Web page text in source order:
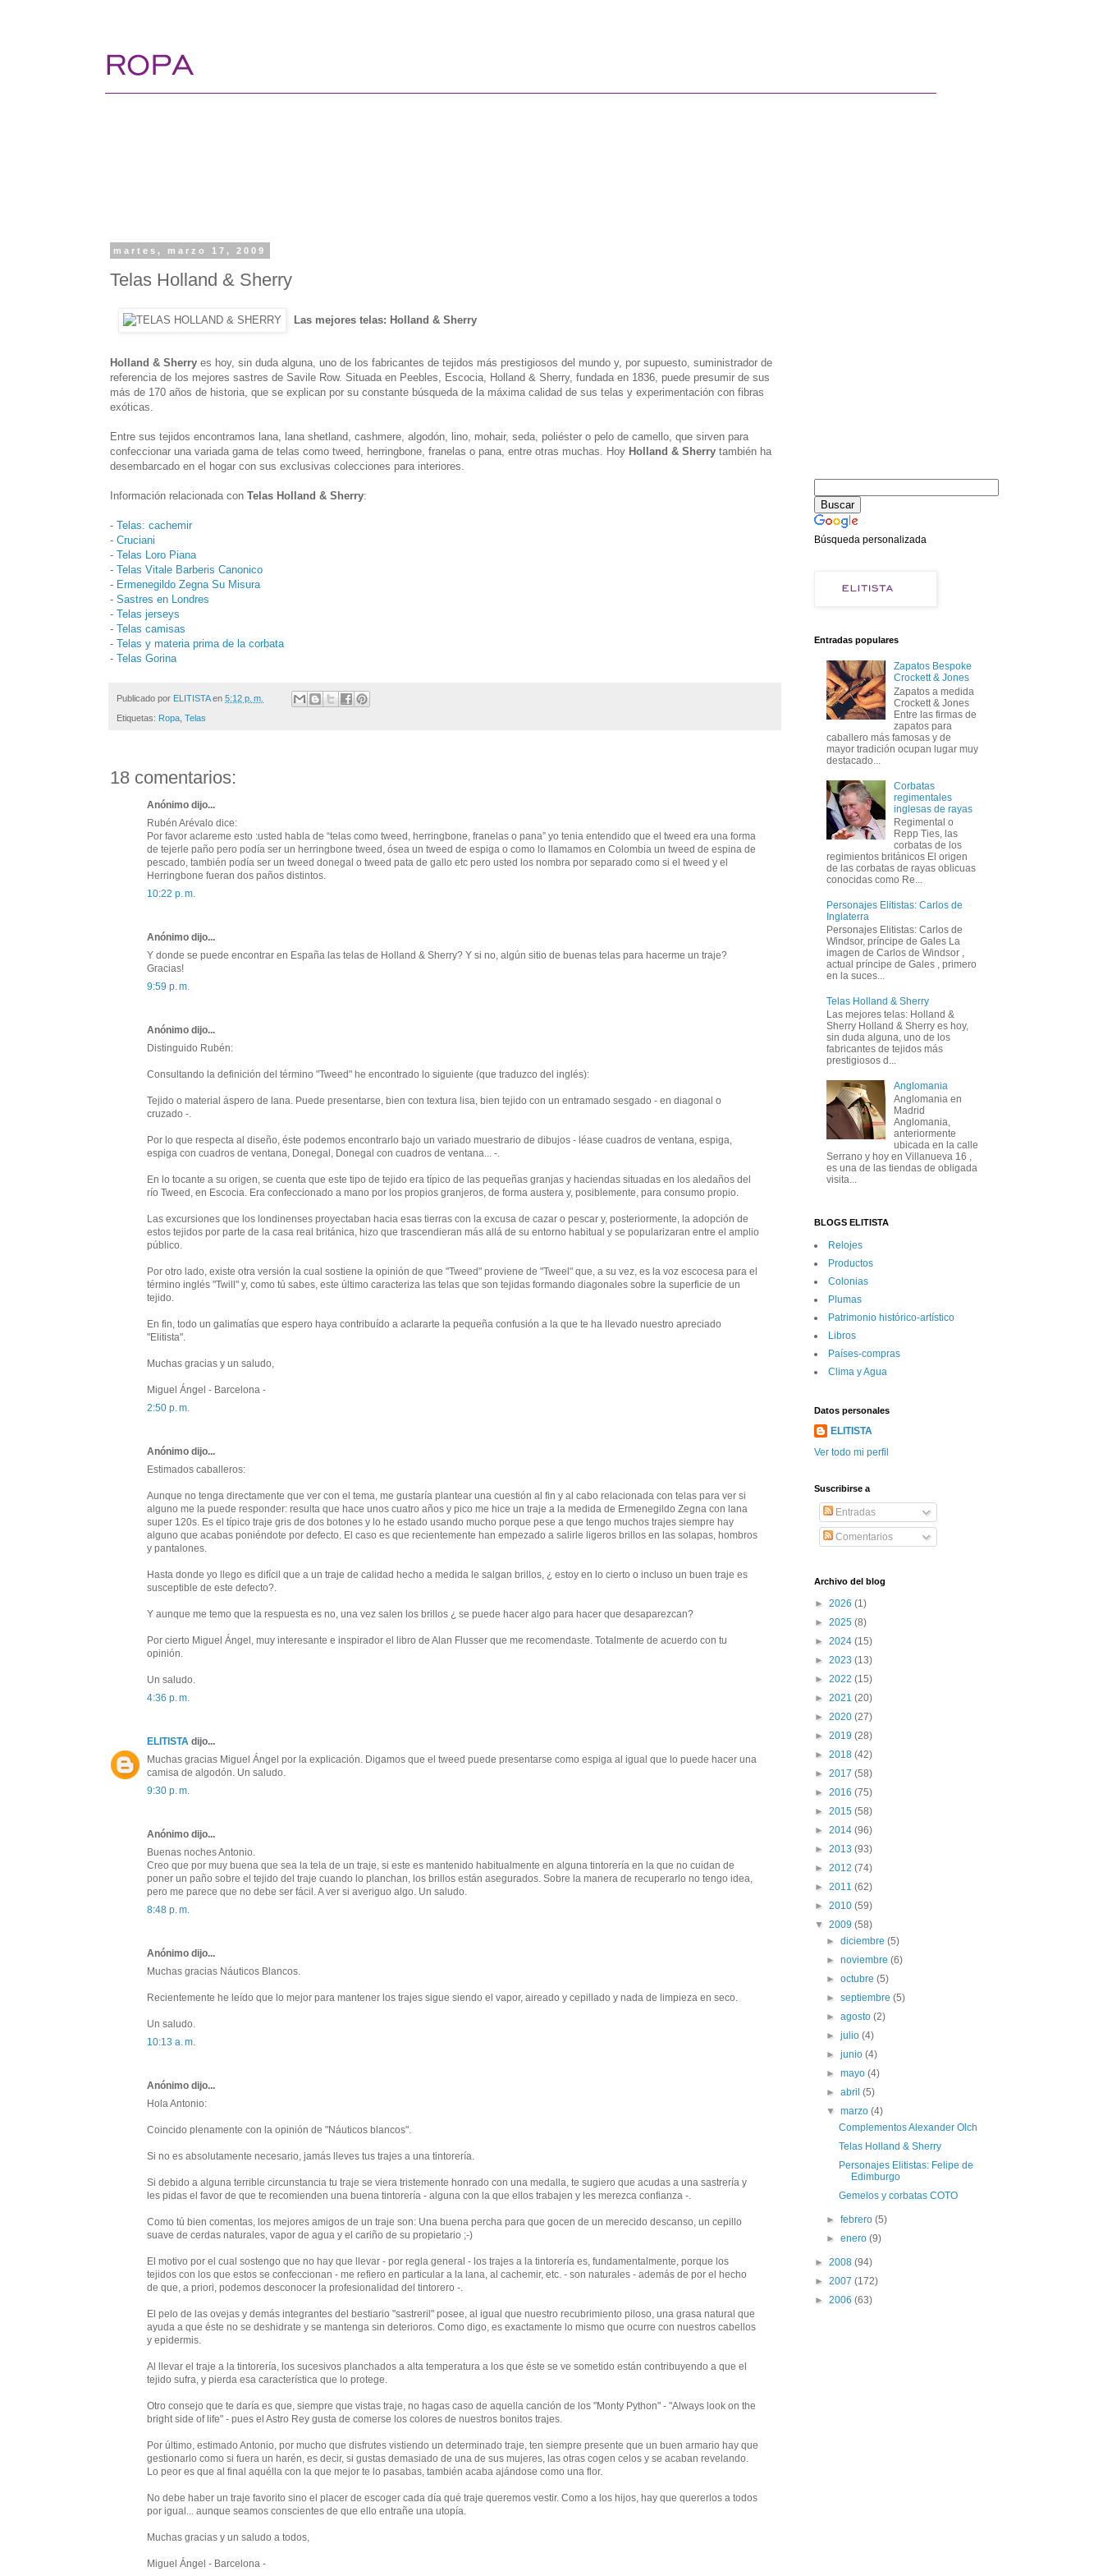
martes, marzo 17, 2009
Telas Holland & Sherry
Las mejores telas: Holland & Sherry
Holland & Sherry es hoy, sin duda alguna, uno de los fabricantes de tejidos más prestigiosos del mundo y, por supuesto, suministrador de
referencia de los mejores sastres de Savile Row. Situada en Peebles, Escocia, Holland & Sherry, fundada en 1836, puede presumir de sus
más de 170 años de historia, que se explican por su constante búsqueda de la máxima calidad de sus telas y experimentación con fibras
exóticas.
Entre sus tejidos encontramos lana, lana shetland, cashmere, algodón, lino, mohair, seda, poliéster o pelo de camello, que sirven para
confeccionar una variada gama de telas como tweed, herringbone, franelas o pana, entre otras muchas. Hoy Holland & Sherry también ha
desembarcado en el hogar con sus exclusivas colecciones para interiores.
Información relacionada con Telas Holland & Sherry:
- Telas: cachemir
- Cruciani
- Telas Loro Piana
- Telas Vitale Barberis Canonico
- Ermenegildo Zegna Su Misura
- Sastres en Londres
- Telas jerseys
- Telas camisas
- Telas y materia prima de la corbata
- Telas Gorina
Publicado por ELITISTA en 5:12 p. m.
Etiquetas: Ropa Telas
18 comentarios:
Anónimo dijo...
Rubén Arévalo dice:
Por favor aclareme esto :usted habla de “telas como tweed, herringbone, franelas o pana” yo tenia entendido que el tweed era una forma
de tejerle paño pero podía ser un herringbone tweed, ósea un tweed de espiga o como lo llamamos en Colombia un tweed de espina de
pescado, también podía ser un tweed donegal o tweed pata de gallo etc pero usted los nombra por separado como si el tweed y el
Herringbone fueran dos paños distintos.
10:22 p. m.
Anónimo dijo...
Y donde se puede encontrar en España las telas de Holland & Sherry? Y si no, algún sitio de buenas telas para hacerme un traje?
Gracias!
9:59 p. m.
Anónimo dijo...
Distinguido Rubén:
Consultando la definición del término "Tweed" he encontrado lo siguiente (que traduzco del inglés):
Tejido o material áspero de lana. Puede presentarse, bien con textura lisa, bien tejido con un entramado sesgado - en diagonal o
cruzado -.
Por lo que respecta al diseño, éste podemos encontrarlo bajo un variado muestrario de dibujos - léase cuadros de ventana, espiga,
espiga con cuadros de ventana, Donegal, Donegal con cuadros de ventana... -.
En lo tocante a su origen, se cuenta que este tipo de tejido era típico de las pequeñas granjas y haciendas situadas en los aledaños del
río Tweed, en Escocia. Era confeccionado a mano por los propios granjeros, de forma austera y, posiblemente, para consumo propio.
Las excursiones que los londinenses proyectaban hacia esas tierras con la excusa de cazar o pescar y, posteriormente, la adopción de
estos tejidos por parte de la casa real británica, hizo que trascendieran más allá de su entorno habitual y se popularizaran entre el amplio
público.
Por otro lado, existe otra versión la cual sostiene la opinión de que "Tweed" proviene de "Tweel" que, a su vez, es la voz escocesa para el
término inglés "Twill" y, como tú sabes, este último caracteriza las telas que son tejidas formando diagonales sobre la superficie de un
tejido.
En fin, todo un galimatías que espero haya contribuído a aclararte la pequeña confusión a la que te ha llevado nuestro apreciado
"Elitista".
Muchas gracias y un saludo,
Miguel Ángel - Barcelona -
2:50 p. m.
Anónimo dijo...
Estimados caballeros:
Aunque no tenga directamente que ver con el tema, me gustaría plantear una cuestión al fin y al cabo relacionada con telas para ver si
alguno me la puede responder: resulta que hace unos cuatro años y pico me hice un traje a la medida de Ermenegildo Zegna con lana
super 120s. Es el típico traje gris de dos botones y lo he estado usando mucho porque pese a que tengo muchos trajes siempre hay
alguno que acabas poniéndote por defecto. El caso es que recientemente han empezado a salirle ligeros brillos en las solapas, hombros
y pantalones.
Hasta donde yo llego es difícil que a un traje de calidad hecho a medida le salgan brillos, ¿ estoy en lo cierto o incluso un buen traje es
susceptible de este defecto?.
Y aunque me temo que la respuesta es no, una vez salen los brillos ¿ se puede hacer algo para hacer que desaparezcan?
Por cierto Miguel Ángel, muy interesante e inspirador el libro de Alan Flusser que me recomendaste. Totalmente de acuerdo con tu
opinión.
Un saludo.
4:36 p. m.
ELITISTA dijo...
Muchas gracias Miguel Ángel por la explicación. Digamos que el tweed puede presentarse como espiga al igual que lo puede hacer una
camisa de algodón. Un saludo.
9:30 p. m.
Anónimo dijo...
Buenas noches Antonio.
Creo que por muy buena que sea la tela de un traje, si este es mantenido habitualmente en alguna tintorería en la que no cuidan de
poner un paño sobre el tejido del traje cuando lo planchan, los brillos están asegurados. Sobre la manera de recuperarlo no tengo idea,
pero me parece que no debe ser fácil. A ver si averiguo algo. Un saludo.
8:48 p. m.
Anónimo dijo...
Muchas gracias Náuticos Blancos.
Recientemente he leído que lo mejor para mantener los trajes sigue siendo el vapor, aireado y cepillado y nada de limpieza en seco.
Un saludo.
10:13 a. m.
Anónimo dijo...
Hola Antonio:
Coincido plenamente con la opinión de "Náuticos blancos".
Si no es absolutamente necesario, jamás lleves tus trajes a una tintorería.
Si debido a alguna terrible circunstancia tu traje se viera tristemente honrado con una medalla, te sugiero que acudas a una sastrería y
les pidas el favor de que te recomienden una buena tintorería - alguna con la que ellos trabajen y les merezca confianza -.
Como tú bien comentas, los mejores amigos de un traje son: Una buena percha para que gocen de un merecido descanso, un cepillo
suave de cerdas naturales, vapor de agua y el cariño de su propietario ;-)
El motivo por el cual sostengo que no hay que llevar - por regla general - los trajes a la tintorería es, fundamentalmente, porque los
tejidos con los que estos se confeccionan - me refiero en particular a la lana, al cachemir, etc. - son naturales - además de por el hecho
de que, a priori, podemos desconocer la profesionalidad del tintorero -.
El pelo de las ovejas y demás integrantes del bestiario "sastreril" posee, al igual que nuestro recubrimiento piloso, una grasa natural que
ayuda a que éste no se deshidrate y se mantenga sin deterioros. Como digo, es exactamente lo mismo que ocurre con nuestros cabellos
y epidermis.
Al llevar el traje a la tintorería, los sucesivos planchados a alta temperatura a los que éste se ve sometido están contribuyendo a que el
tejido sufra, y pierda esa característica que lo protege.
Otro consejo que te daría es que, siempre que vistas traje, no hagas caso de aquella canción de los "Monty Python" - "Always look on the
bright side of life" - pues el Astro Rey gusta de comerse los colores de nuestros bonitos trajes.
Por último, estimado Antonio, por mucho que disfrutes vistiendo un determinado traje, ten siempre presente que un buen armario hay que
gestionarlo como si fuera un harén, es decir, si gustas demasiado de una de sus mujeres, las otras cogen celos y se acaban revelando.
Lo peor es que al final aquélla con la que mejor te lo pasabas, también acaba ajándose como una flor.
No debe haber un traje favorito sino el placer de escoger cada día qué traje queremos vestir. Como a los hijos, hay que quererlos a todos
por igual... aunque seamos conscientes de que ello entrañe una utopía.
Muchas gracias y un saludo a todos,
Miguel Ángel - Barcelona -
Búsqueda personalizada
Entradas populares
Zapatos Bespoke
Crockett & Jones
Zapatos a medida
Crockett & Jones
Entre las firmas de
zapatos para
caballero más famosas y de
mayor tradición ocupan lugar muy
destacado...
Corbatas
regimentales
inglesas de rayas
Regimental o
Repp Ties, las
corbatas de los
regimientos británicos El origen
de las corbatas de rayas oblicuas
conocidas como Re...
Personajes Elitistas: Carlos de
Inglaterra
Personajes Elitistas: Carlos de
Windsor, príncipe de Gales La
imagen de Carlos de Windsor ,
actual príncipe de Gales , primero
en la suces...
Telas Holland & Sherry
Las mejores telas: Holland &
Sherry Holland & Sherry es hoy,
sin duda alguna, uno de los
fabricantes de tejidos más
prestigiosos d...
Anglomania
Anglomania en
Madrid
Anglomania,
anteriormente
ubicada en la calle
Serrano y hoy en Villanueva 16 ,
es una de las tiendas de obligada
visita...
BLOGS ELITISTA
Relojes
Productos
Colonias
Plumas
Patrimonio histórico-artí­stico
Libros
Paí­ses-compras
Clima y Agua
Datos personales
ELITISTA
Ver todo mi perfil
Suscribirse a
Entradas
Comentarios
Archivo del blog
► 2026 (1)
► 2025 (8)
► 2024 (15)
► 2023 (13)
► 2022 (15)
► 2021 (20)
► 2020 (27)
► 2019 (28)
► 2018 (42)
► 2017 (58)
► 2016 (75)
► 2015 (58)
► 2014 (96)
► 2013 (93)
► 2012 (74)
► 2011 (62)
► 2010 (59)
▼ 2009 (58)
►diciembre(5)
►noviembre(6)
►octubre(5)
►septiembre(5)
►agosto(2)
►julio(4)
►junio(4)
►mayo(4)
►abril(5)
▼marzo(4)
Complementos Alexander Olch
Telas Holland & Sherry
Personajes Elitistas: Felipe de
Edimburgo
Gemelos y corbatas COTO
►febrero(5)
►enero(9)
► 2008 (94)
► 2007 (172)
► 2006 (63)